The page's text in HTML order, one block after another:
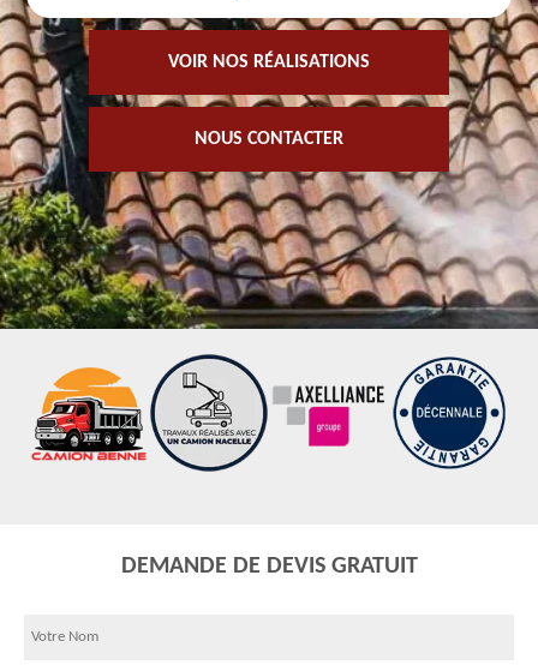
VOIR NOS RÉALISATIONS
NOUS CONTACTER
DEMANDE DE DEVIS GRATUIT